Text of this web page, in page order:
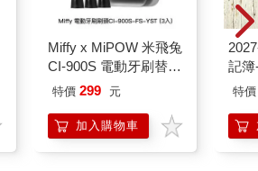
Miffy x MiPOW 米飛兔
CI-900S 電動牙刷替換
牙刷頭組 (3入組)
特價 299 元
加入購物車
記簿
特價